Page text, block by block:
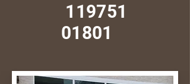
119751
01801